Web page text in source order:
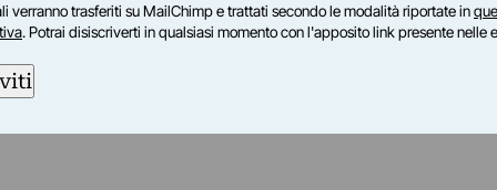
verranno trasferiti su MailChimp e trattati secondo le modalità riportate in
. Potrai disiscriverti in qualsiasi momento con l'apposito link presente nelle